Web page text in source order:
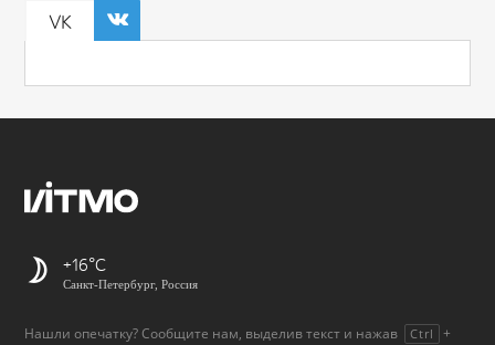
VK
+16
Санкт-Петербург, Россия
Нашли опечатку? Сообщите нам, выделив текст и нажав Ctrl +